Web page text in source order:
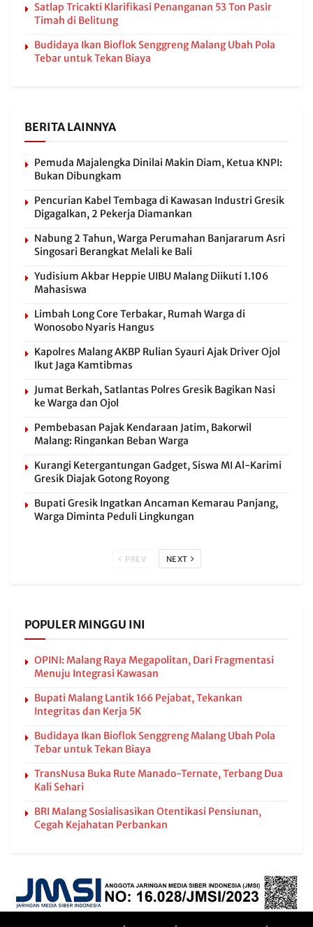
Satlap Tricakti Klarifikasi Penanganan 53 Ton Pasir
Timah di Belitung
Budidaya Ikan Bioflok Senggreng Malang Ubah Pola
Tebar untuk Tekan Biaya
BERITA LAINNYA
Pemuda Majalengka Dinilai Makin Diam, Ketua KNPI:
Bukan Dibungkam
Pencurian Kabel Tembaga di Kawasan Industri Gresik
Digagalkan, 2 Pekerja Diamankan
Nabung 2 Tahun, Warga Perumahan Banjararum Asri
Singosari Berangkat Melali ke Bali
Yudisium Akbar Heppie UIBU Malang Diikuti 1.106
Mahasiswa
Limbah Long Core Terbakar, Rumah Warga di
Wonosobo Nyaris Hangus
Kapolres Malang AKBP Rulian Syauri Ajak Driver Ojol
Ikut Jaga Kamtibmas
Jumat Berkah, Satlantas Polres Gresik Bagikan Nasi
ke Warga dan Ojol
Pembebasan Pajak Kendaraan Jatim, Bakorwil
Malang: Ringankan Beban Warga
Kurangi Ketergantungan Gadget, Siswa MI Al-Karimi
Gresik Diajak Gotong Royong
Bupati Gresik Ingatkan Ancaman Kemarau Panjang,
Warga Diminta Peduli Lingkungan
PREV NEXT
POPULER MINGGU INI
OPINI: Malang Raya Megapolitan, Dari Fragmentasi
Menuju Integrasi Kawasan
Bupati Malang Lantik 166 Pejabat, Tekankan
Integritas dan Kerja 5K
Budidaya Ikan Bioflok Senggreng Malang Ubah Pola
Tebar untuk Tekan Biaya
TransNusa Buka Rute Manado-Ternate, Terbang Dua
Kali Sehari
BRI Malang Sosialisasikan Otentikasi Pensiunan,
Cegah Kejahatan Perbankan